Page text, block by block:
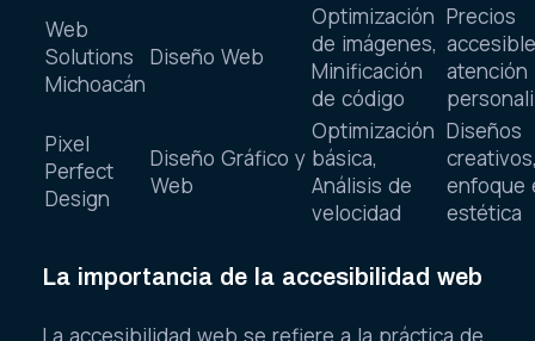
Web
Solutions
Michoacán
Diseño Web
Optimización
de imágenes,
Minificación
de código
Precios
atención
Pixel
Perfect
Design
Diseño Gráfico y
Web
Optimización
básica,
Análisis de
velocidad
Diseños
enfoque
estética
La importancia de la accesibilidad web